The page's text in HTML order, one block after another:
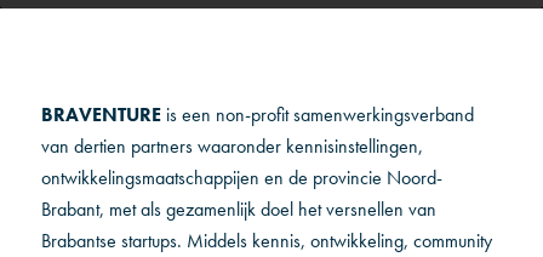
BRAVENTURE is een non-profit samenwerkingsverband
van dertien partners waaronder kennisinstellingen,
ontwikkelingsmaatschappijen en de provincie Noord-
Brabant, met als gezamenlijk doel het versnellen van
Brabantse startups. Middels kennis, ontwikkeling, community